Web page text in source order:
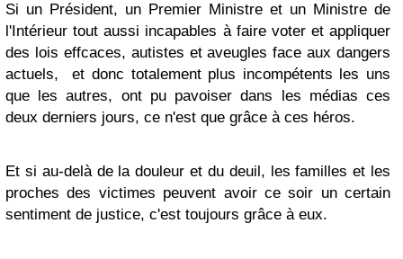
Si un Président, un Premier Ministre et un Ministre de
l'Intérieur tout aussi incapables à faire voter et appliquer
des lois effcaces, autistes et aveugles face aux dangers
actuels, et donc totalement plus incompétents les uns
que les autres, ont pu pavoiser dans les médias ces
deux derniers jours, ce n'est que grâce à ces héros.
Et si au-delà de la douleur et du deuil, les familles et les
proches des victimes peuvent avoir ce soir un certain
sentiment de justice, c'est toujours grâce à eux.